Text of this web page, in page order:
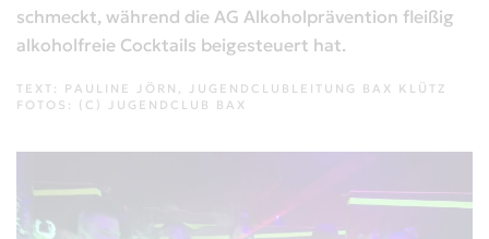
schmeckt, während die AG Alkoholprävention fleißig
alkoholfreie Cocktails beigesteuert hat.
TEXT: PAULINE JÖRN, JUGENDCLUBLEITUNG BAX KLÜTZ
FOTOS: (C) JUGENDCLUB BAX